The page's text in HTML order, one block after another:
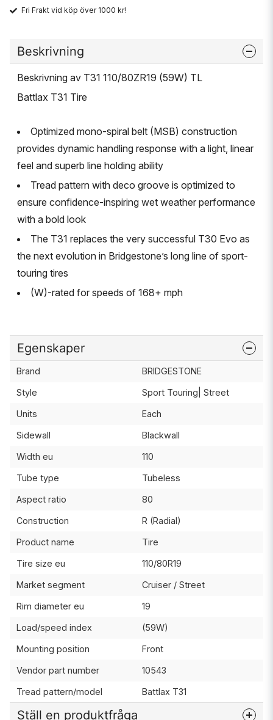
Fri Frakt vid köp över 1000 kr!
Beskrivning
Beskrivning av T31 110/80ZR19 (59W) TL
Battlax T31 Tire
Optimized mono-spiral belt (MSB) construction
provides dynamic handling response with a light, linear
feel and superb line holding ability
Tread pattern with deco groove is optimized to
ensure confidence-inspiring wet weather performance
with a bold look
The T31 replaces the very successful T30 Evo as
the next evolution in Bridgestone’s long line of sport-
touring tires
(W)-rated for speeds of 168+ mph
Egenskaper
Brand BRIDGESTONE
Style Sport Touring| Street
Units Each
Sidewall Blackwall
Width eu 110
Tube type Tubeless
Aspect ratio 80
Construction R (Radial)
Product name Tire
Tire size eu 110/80R19
Market segment Cruiser / Street
Rim diameter eu 19
Load/speed index (59W)
Mounting position Front
Vendor part number 10543
Tread pattern/model Battlax T31
Ställ en produktfråga